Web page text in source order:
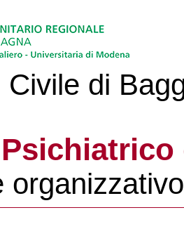
Civile di